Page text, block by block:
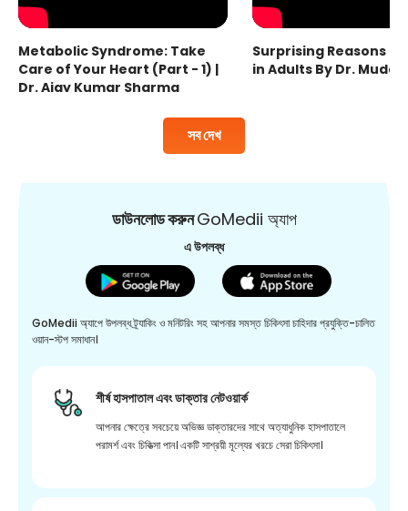
সব দেখ
Metabolic Syndrome: Take
Care of Your Heart (Part - 1) |
Dr. Ajay Kumar Sharma
Surprising Reasons
in Adults By Dr.
ডাউনলোড করুনGoMedii অ্যাপ
এ উপলব্ধ
GoMedii অ্যাপে উপলব্ধ ট্র্যাকিং ও মনিটরিং সহ আপনার সমস্ত চিকিৎসা চাহিদার প্রযুক্তি-চালিত
ওয়ান-স্টপ সমাধান।
শীর্ষ হাসপাতাল এবং ডাক্তার নেটওয়ার্ক
আপনার ক্ষেত্রে সবচেয়ে অভিজ্ঞ ডাক্তারদের সাথে অত্যাধুনিক হাসপাতালে
পরামর্শ এবং চিকিত্সা পান। একটি সাশ্রয়ী মূল্যের খরচে সেরা চিকিৎসা।